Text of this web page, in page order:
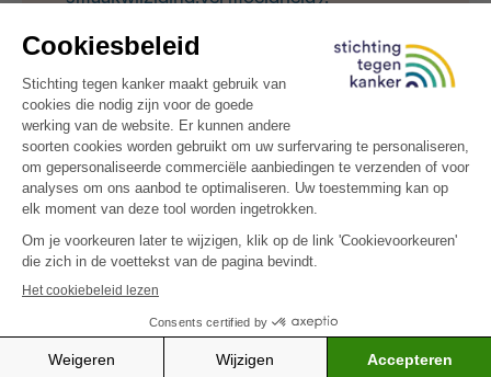
(voedingswaarde per portie)
BEWAARTIPS: Bewaar ze maximaal 3 dagen goed
afgedicht in de koelkast (temperatuur lager dan 7
°C). Klop de soepen voor het opdienen nog eens
goed op.
Probeer ook onzepompoensoep met scampi’s en
sesam-koriander salsa
MEER INSPIRATIE